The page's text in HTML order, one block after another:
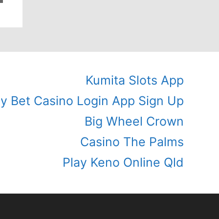
Kumita Slots App
Bet Casino Login App Sign Up
Big Wheel Crown
Casino The Palms
Play Keno Online Qld